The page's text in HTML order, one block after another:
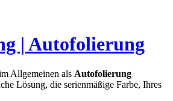
| Autofolierung
Allgemeinen als Autofolierung
Lösung, die serienmäßige Farbe, Ihres